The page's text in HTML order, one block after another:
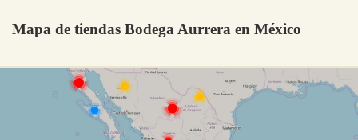
Mapa de tiendas Bodega Aurrera en México